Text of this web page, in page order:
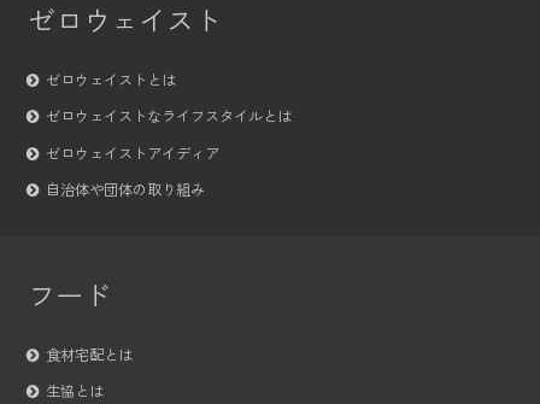
ゼロウェイスト
ゼロウェイストとは
ゼロウェイストなライフスタイルとは
ゼロウェイストアイディア
自治体や団体の取り組み
フード
食材宅配とは
生協とは